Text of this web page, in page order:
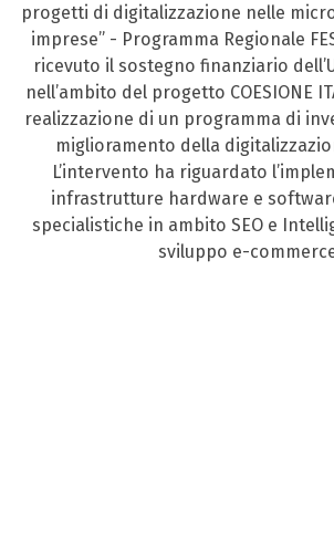
progetti di digitalizzazione nelle
imprese” - Programma Regionale
ricevuto il sostegno finanziario
nell’ambito del progetto COESIONE
realizzazione di un programma di
miglioramento della
L’intervento ha riguardato
infrastrutture hardware e
specialistiche in ambito SEO e
sviluppo e-